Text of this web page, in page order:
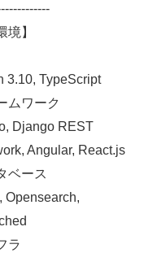
境】
3.10, TypeScript
ムワーク
Django REST
Angular, React.js
ベース
Opensearch,
ラ